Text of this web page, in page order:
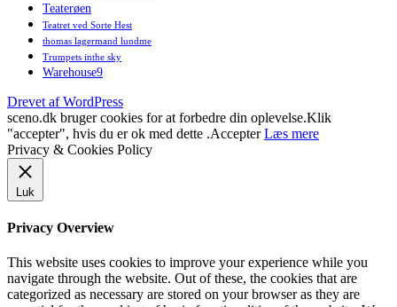
Teaterøen
Teatret ved Sorte Hest
thomas lagermand lundme
Trumpets inthe sky
Warehouse9
Drevet af WordPress
sceno.dk bruger cookies for at forbedre din oplevelse.Klik
"accepter", hvis du er ok med dette .Accepter Læs mere
Privacy & Cookies Policy
Luk
Privacy Overview
This website uses cookies to improve your experience while you
navigate through the website. Out of these, the cookies that are
categorized as necessary are stored on your browser as they are